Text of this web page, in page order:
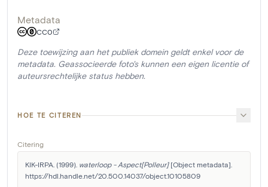
Metadata
CC0
Deze toewijzing aan het publiek domein geldt enkel voor de
metadata. Geassocieerde foto's kunnen een eigen licentie of
auteursrechtelijke status hebben.
HOE TE CITEREN
Citering
KIK-IRPA. (1999). waterloop - Aspect[Polleur] [Object metadata].
https://hdl.handle.net/20.500.14037/object.10105809